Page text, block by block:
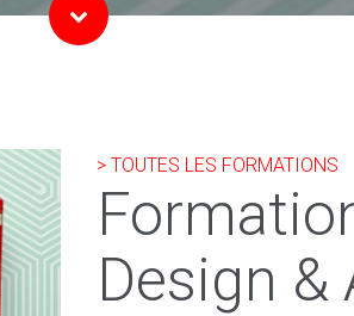
> TOUTES LES FORMATIONS
Design